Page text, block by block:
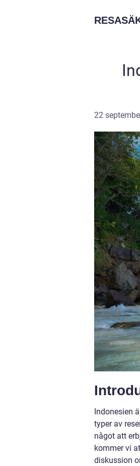
22
Indonesien
typer av
något att
kommer vi
diskussion